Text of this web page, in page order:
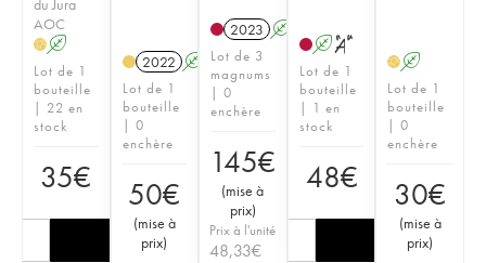
du Jura
AOC
H A
Lot de 1
bouteille
| 22 en
stock
35€
2022 A
Lot de 1
bouteille
| 0
enchère
50€
(mise à
prix)
2023 A
Lot de 3
magnums
| 0
enchère
145€
(mise à
prix)
Prix à l'unité
48,33€
A S
Lot de 1
bouteille
| 1 en
stock
48€
H A
Lot de 1
bouteille
| 0
enchère
30€
(mise à
prix)